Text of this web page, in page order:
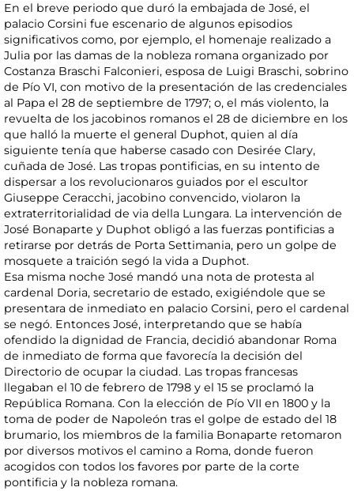
En el breve periodo que duró la embajada de José, el
palacio Corsini fue escenario de algunos episodios
significativos como, por ejemplo, el homenaje realizado a
Julia por las damas de la nobleza romana organizado por
Costanza Braschi Falconieri, esposa de Luigi Braschi, sobrino
de Pío VI, con motivo de la presentación de las credenciales
al Papa el 28 de septiembre de 1797; o, el más violento, la
revuelta de los jacobinos romanos el 28 de diciembre en los
que halló la muerte el general Duphot, quien al día
siguiente tenía que haberse casado con Desirée Clary,
cuñada de José. Las tropas pontificias, en su intento de
dispersar a los revolucionaros guiados por el escultor
Giuseppe Ceracchi, jacobino convencido, violaron la
extraterritorialidad de via della Lungara. La intervención de
José Bonaparte y Duphot obligó a las fuerzas pontificias a
retirarse por detrás de Porta Settimania, pero un golpe de
mosquete a traición segó la vida a Duphot.
Esa misma noche José mandó una nota de protesta al
cardenal Doria, secretario de estado, exigiéndole que se
presentara de inmediato en palacio Corsini, pero el cardenal
se negó. Entonces José, interpretando que se había
ofendido la dignidad de Francia, decidió abandonar Roma
de inmediato de forma que favorecía la decisión del
Directorio de ocupar la ciudad. Las tropas francesas
llegaban el 10 de febrero de 1798 y el 15 se proclamó la
República Romana. Con la elección de Pío VII en 1800 y la
toma de poder de Napoleón tras el golpe de estado del 18
brumario, los miembros de la familia Bonaparte retomaron
por diversos motivos el camino a Roma, donde fueron
acogidos con todos los favores por parte de la corte
pontificia y la nobleza romana.